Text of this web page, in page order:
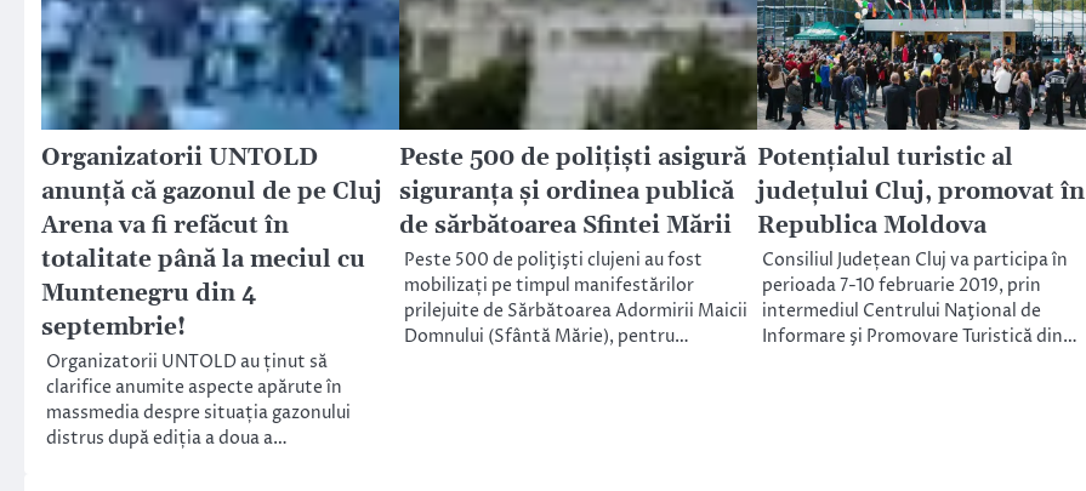
Organizatorii UNTOLD
anunță că gazonul de pe Cluj
Arena va fi refăcut în
totalitate până la meciul cu
Muntenegru din 4
septembrie!
Organizatorii UNTOLD au ținut să
clarifice anumite aspecte apărute în
massmedia despre situația gazonului
distrus după ediția a doua a…
Peste 500 de polițiști asigură
siguranța și ordinea publică
de sărbătoarea Sfintei Mării
Peste 500 de poliţişti clujeni au fost
mobilizați pe timpul manifestărilor
prilejuite de Sărbătoarea Adormirii Maicii
Domnului (Sfântă Mărie), pentru…
Potențialul turistic al
județului Cluj, promovat în
Republica Moldova
Consiliul Județean Cluj va participa în
perioada 7-10 februarie 2019, prin
intermediul Centrului Naţional de
Informare şi Promovare Turistică din…